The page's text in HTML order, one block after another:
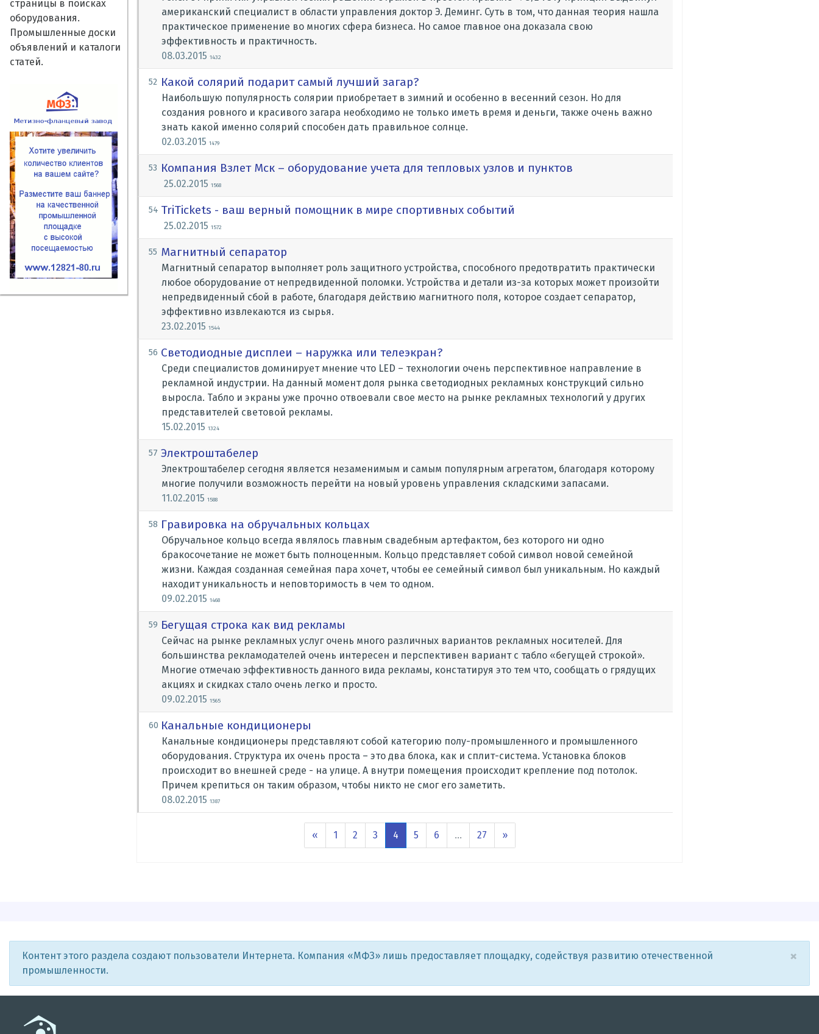
страницы в поисках
оборудования.
Промышленные доски
объявлений и каталоги
статей.
американский специалист в области управления доктор Э. Деминг. Суть в том, что данная теория нашла
практическое применение во многих сфера бизнеса. Но самое главное она доказала свою
эффективность и практичность.
08.03.2015 1432
52 Какой солярий подарит самый лучший загар?
Наибольшую популярность солярии приобретает в зимний и особенно в весенний сезон. Но для
создания ровного и красивого загара необходимо не только иметь время и деньги, также очень важно
знать какой именно солярий способен дать правильное солнце.
02.03.2015 1479
53 Компания Взлет Мск – оборудование учета для тепловых узлов и пунктов
25.02.2015 1568
54 TriTickets - ваш верный помощник в мире спортивных событий
25.02.2015 1572
55 Магнитный сепаратор
Магнитный сепаратор выполняет роль защитного устройства, способного предотвратить практически
любое оборудование от непредвиденной поломки. Устройства и детали из-за которых может произойти
непредвиденный сбой в работе, благодаря действию магнитного поля, которое создает сепаратор,
эффективно извлекаются из сырья.
23.02.2015 1544
56 Светодиодные дисплеи – наружка или телеэкран?
Среди специалистов доминирует мнение что LED – технологии очень перспективное направление в
рекламной индустрии. На данный момент доля рынка светодиодных рекламных конструкций сильно
выросла. Табло и экраны уже прочно отвоевали свое место на рынке рекламных технологий у других
представителей световой рекламы.
15.02.2015 1324
57 Электроштабелер
Электроштабелер сегодня является незаменимым и самым популярным агрегатом, благодаря которому
многие получили возможность перейти на новый уровень управления складскими запасами.
11.02.2015 1588
58 Гравировка на обручальных кольцах
Обручальное кольцо всегда являлось главным свадебным артефактом, без которого ни одно
бракосочетание не может быть полноценным. Кольцо представляет собой символ новой семейной
жизни. Каждая созданная семейная пара хочет, чтобы ее семейный символ был уникальным. Но каждый
находит уникальность и неповторимость в чем то одном.
09.02.2015 1468
59 Бегущая строка как вид рекламы
Сейчас на рынке рекламных услуг очень много различных вариантов рекламных носителей. Для
большинства рекламодателей очень интересен и перспективен вариант с табло «бегущей строкой».
Многие отмечаю эффективность данного вида рекламы, констатируя это тем что, сообщать о грядущих
акциях и скидках стало очень легко и просто.
09.02.2015 1565
60 Канальные кондиционеры
Канальные кондиционеры представляют собой категорию полу-промышленного и промышленного
оборудования. Структура их очень проста – это два блока, как и сплит-система. Установка блоков
происходит во внешней среде - на улице. А внутри помещения происходит крепление под потолок.
Причем крепиться он таким образом, чтобы никто не смог его заметить.
08.02.2015 1387
« 1 2 3 4 5 6 … 27 »
×
Контент этого раздела создают пользователи Интернета. Компания «МФЗ» лишь предоставляет площадку, содействуя развитию отечественной
промышленности.